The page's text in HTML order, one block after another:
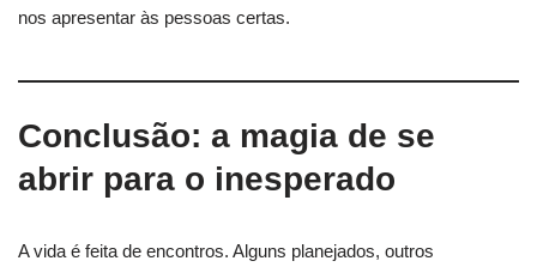
nos apresentar às pessoas certas.
Conclusão: a magia de se
abrir para o inesperado
A vida é feita de encontros. Alguns planejados, outros